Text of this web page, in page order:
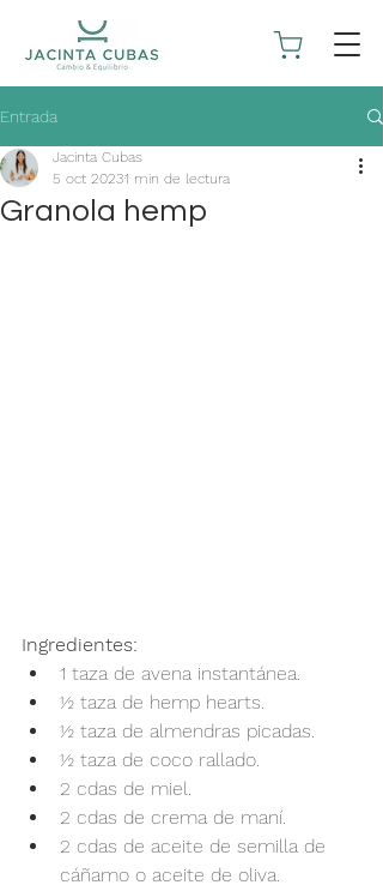
Entrada
Granola hemp
Jacinta Cubas
5 oct 20231 min de lectura
Ingredientes:
1 taza de avena instantánea.
½ taza de hemp hearts.
½ taza de almendras picadas.
½ taza de coco rallado.
2 cdas de miel.
2 cdas de crema de maní.
2 cdas de aceite de semilla de
cáñamo o aceite de oliva.